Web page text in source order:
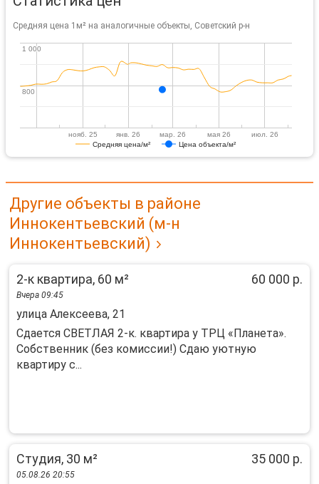
Средняя цена 1м² на аналогичные объекты, Советский р-н
Средняя цена/м² Цена объекта/м²
нояб. 25 янв. 26 мар. 26 мая 26 июл. 26
800
800
1 000
1 000
Другие объекты в районе
Иннокентьевский (м-н
Иннокентьевский)
2-к квартира, 60 м² 60 000 р.
Вчера 09:45
улица Алексеева, 21
Сдается СВЕТЛАЯ 2-к. квартира у ТРЦ «Планета».
Собственник (без комиссии!) Сдаю уютную
квартиру с...
Студия, 30 м² 35 000 р.
05.08.26 20:55